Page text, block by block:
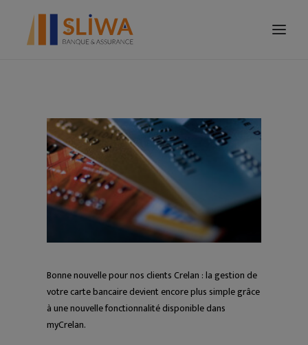
VOTRE ENTREPRISE
ÉPARGNE
CRÉDIT
TARIFICATION
Bonne nouvelle pour nos clients Crelan : la gestion de
votre carte bancaire devient encore plus simple grâce
à une nouvelle fonctionnalité disponible dans
myCrelan.